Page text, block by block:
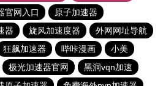
官网入口
原子加速器
器 旋风加速度器
外网网址导航
狂飙加速器 哔咔漫画
小美
极光加速器官网
黑洞vqn加速